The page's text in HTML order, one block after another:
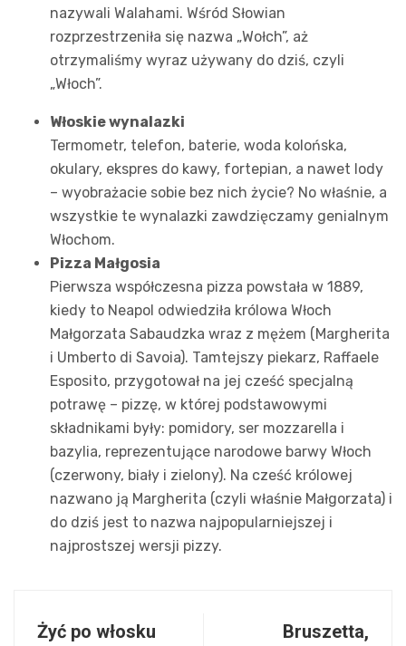
nazywali Walahami. Wśród Słowian
rozprzestrzeniła się nazwa „Wołch”, aż
otrzymaliśmy wyraz używany do dziś, czyli
„Włoch”.
Włoskie wynalazki
Termometr, telefon, baterie, woda kolońska,
okulary, ekspres do kawy, fortepian, a nawet lody
– wyobrażacie sobie bez nich życie? No właśnie, a
wszystkie te wynalazki zawdzięczamy genialnym
Włochom.
Pizza Małgosia
Pierwsza współczesna pizza powstała w 1889,
kiedy to Neapol odwiedziła królowa Włoch
Małgorzata Sabaudzka wraz z mężem (Margherita
i Umberto di Savoia). Tamtejszy piekarz, Raffaele
Esposito, przygotował na jej cześć specjalną
potrawę – pizzę, w której podstawowymi
składnikami były: pomidory, ser mozzarella i
bazylia, reprezentujące narodowe barwy Włoch
(czerwony, biały i zielony). Na cześć królowej
nazwano ją Margherita (czyli właśnie Małgorzata) i
do dziś jest to nazwa najpopularniejszej i
najprostszej wersji pizzy.
Żyć po włosku
Bruszetta,